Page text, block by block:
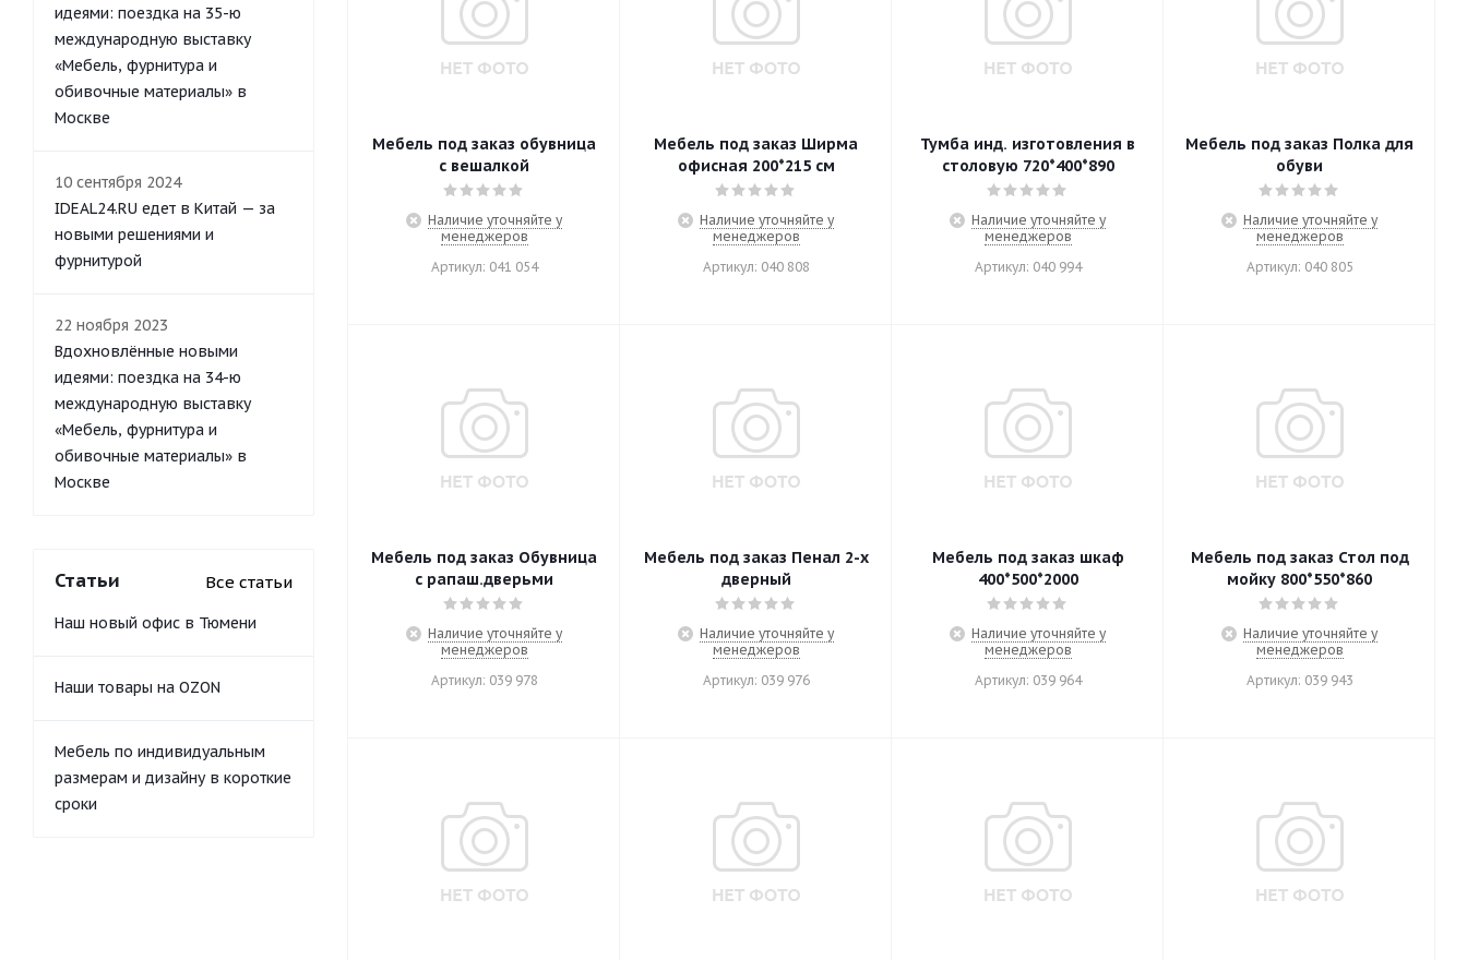
Мебель под заказ обувница
с вешалкой
Наличие уточняйте у
менеджеров
Артикул: 041 054
Мебель под заказ Ширма
офисная 200*215 см
Наличие уточняйте у
менеджеров
Артикул: 040 808
Тумба инд. изготовления в
столовую 720*400*890
Наличие уточняйте у
менеджеров
Артикул: 040 994
Мебель под заказ Полка для
обуви
Наличие уточняйте у
менеджеров
Артикул: 040 805
Мебель под заказ Обувница
с рапаш.дверьми
Наличие уточняйте у
менеджеров
Артикул: 039 978
Мебель под заказ Пенал 2-х
дверный
Наличие уточняйте у
менеджеров
Артикул: 039 976
Мебель под заказ шкаф
400*500*2000
Наличие уточняйте у
менеджеров
Артикул: 039 964
Мебель под заказ Стол под
мойку 800*550*860
Наличие уточняйте у
менеджеров
Артикул: 039 943
идеями: поездка на 35-ю
международную выставку
«Мебель, фурнитура и
обивочные материалы» в
Москве
10 сентября 2024
IDEAL24.RU едет в Китай — за
новыми решениями и
фурнитурой
22 ноября 2023
Вдохновлённые новыми
идеями: поездка на 34-ю
международную выставку
«Мебель, фурнитура и
обивочные материалы» в
Москве
Статьи Все статьи
Наш новый офис в Тюмени
Наши товары на OZON
Мебель по индивидуальным
размерам и дизайну в короткие
сроки